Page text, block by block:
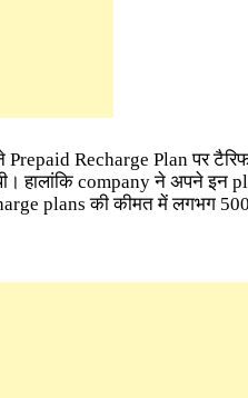
Recharge Plan पर
हालांकि company ने अपने इन
plans की कीमत में लगभग 500